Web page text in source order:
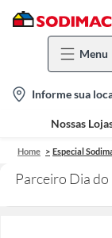
Menu
location-
icon
Informe sua
Nossas
Home Especial
Parceiro Dia